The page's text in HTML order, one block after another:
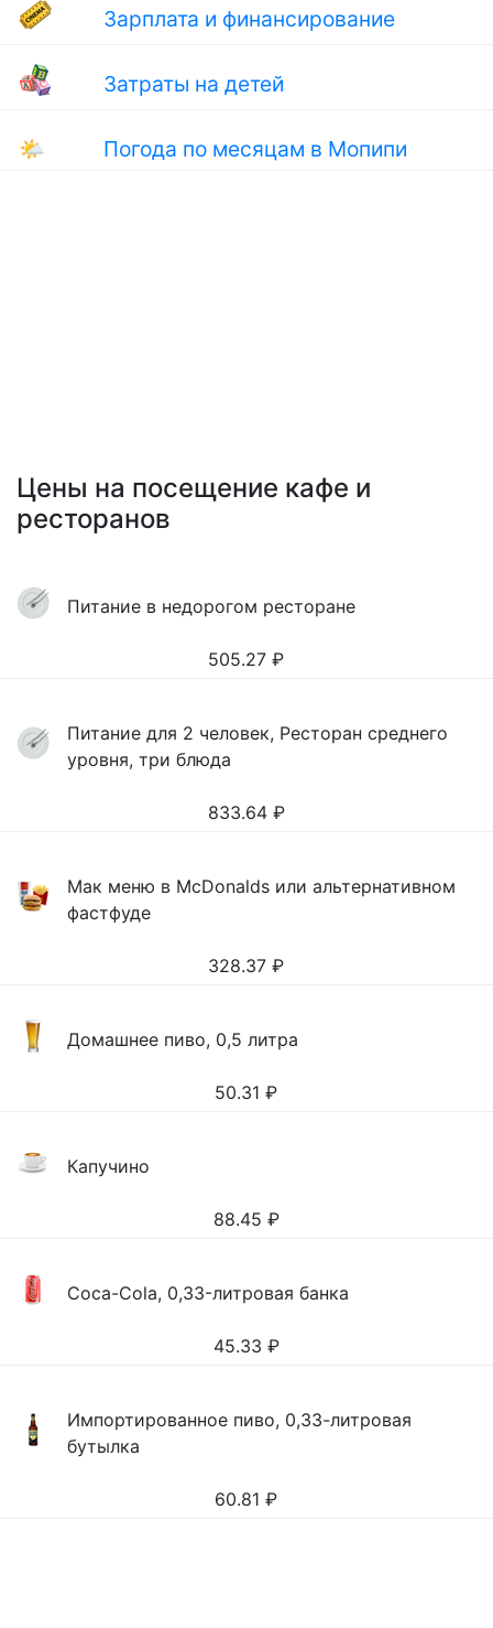
Зарплата и финансирование
Затраты на детей
🌤 Погода по месяцам в Мопипи
Цены на посещение кафе и
ресторанов
Питание в недорогом ресторане
505.27 ₽
Питание для 2 человек, Ресторан среднего
уровня, три блюда
833.64 ₽
Мак меню в McDonalds или альтернативном
фастфуде
328.37 ₽
Домашнее пиво, 0,5 литра
50.31 ₽
Капучино
88.45 ₽
Coca-Cola, 0,33-литровая банка
45.33 ₽
Импортированное пиво, 0,33-литровая
бутылка
60.81 ₽